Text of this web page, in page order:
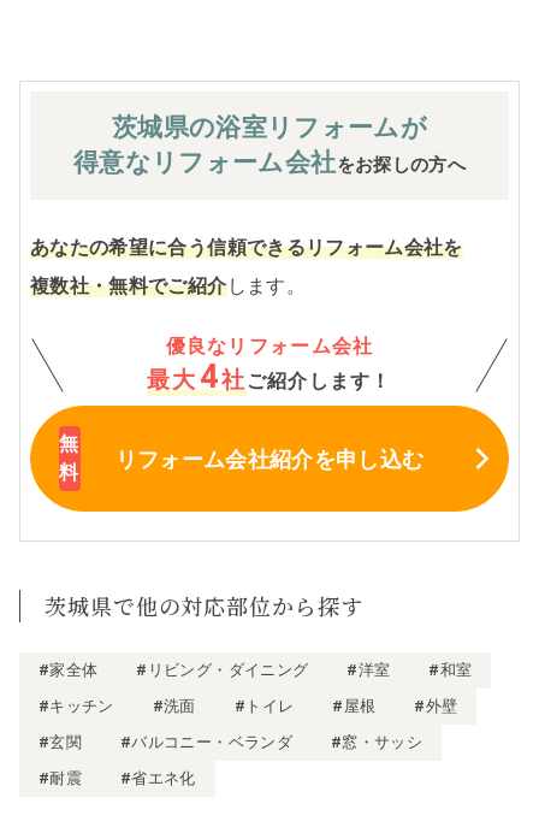
茨城県の浴室 リフォームが
得意なリフォーム会社をお探しの方へ
あなたの希望に合う信頼できるリフォーム会社を
複数社・無料でご紹介します。
優良なリフォーム会社
最大 4社 ご紹介します！
リフォーム会社紹介を申し込む
茨城県で他の対応部位から探す
#家全体 #リビング・ダイニング #洋室
#和室
#キッチン
#洗面 #トイレ #屋根
#外壁
#玄関
#バルコニー・ベランダ
#窓・サッシ
#耐震
#省エネ化